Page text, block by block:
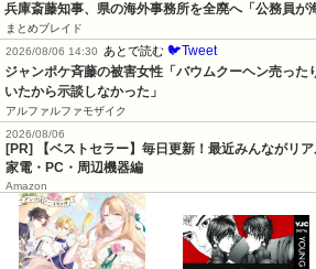
兵庫斎藤知事、県の海外事務所を全廃へ「公務員が
まとめブレイド
2026/08/06 14:30
あとで読む 🐦Tweet
ジャンポケ斉藤の被害女性「バウムクーヘン売った
いたから示談しなかった」
アルファルファモザイク
2026/08/06
[PR] 【ベストセラー】毎日更新！最近みんながリ
家電・PC・周辺機器編
Amazon